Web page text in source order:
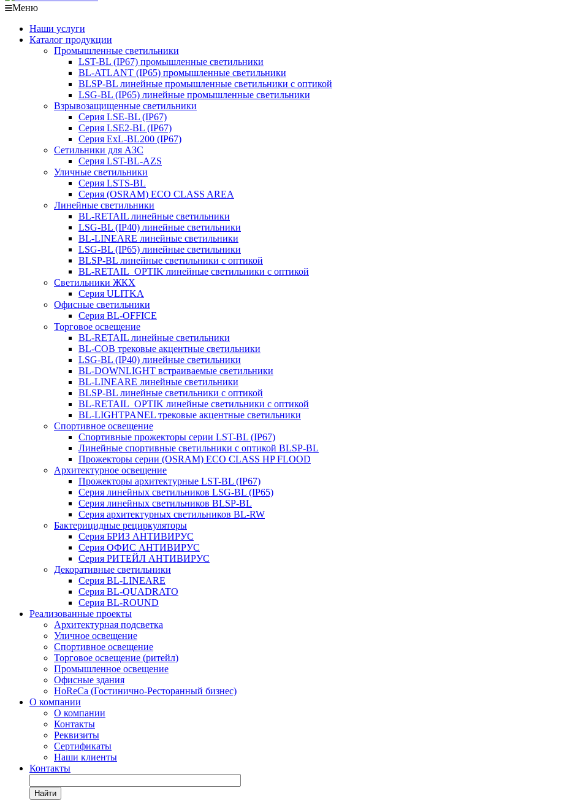
Меню
Наши услуги
Каталог продукции
Промышленные светильники
LST-BL (IP67) промышленные светильники
BL-ATLANT (IP65) промышленные светильники
BLSP-BL линейные промышленные светильники с оптикой
LSG-BL (IP65) линейные промышленные светильники
Взрывозащищенные светильники
Серия LSE-BL (IP67)
Серия LSE2-BL (IP67)
Серия ExL-BL200 (IP67)
Сетильники для АЗС
Серия LST-BL-AZS
Уличные светильники
Серия LSTS-BL
Серия (ОSRAM) ECO CLASS AREA
Линейные светильники
BL-RETAIL линейные светильники
LSG-BL (IP40) линейные светильники
BL-LINEARE линейные светильники
LSG-BL (IP65) линейные светильники
BLSP-BL линейные светильники с оптикой
BL-RETAIL_OPTIK линейные светильники с оптикой
Светильники ЖКХ
Серия ULITKA
Офисные светильники
Серия BL-OFFICE
Торговое освещение
BL-RETAIL линейные светильники
BL-COB трековые акцентные светильники
LSG-BL (IP40) линейные светильники
BL-DOWNLIGHT встраиваемые светильники
BL-LINEARE линейные светильники
BLSP-BL линейные светильники с оптикой
BL-RETAIL_OPTIK линейные светильники с оптикой
BL-LIGHTPANEL трековые акцентные светильники
Спортивное освещение
Спортивные прожекторы серии LST-BL (IP67)
Линейные спортивные светильники с оптикой BLSP-BL
Прожекторы серии (OSRAM) ECO CLASS HP FLOOD
Архитектурное освещение
Прожекторы архитектурные LST-BL (IP67)
Серия линейных светильников LSG-BL (IP65)
Серия линейных светильников BLSP-BL
Серия архитектурных светильников BL-RW
Бактерицидные рециркуляторы
Серия БРИЗ АНТИВИРУС
Серия ОФИС АНТИВИРУС
Серия РИТЕЙЛ АНТИВИРУС
Декоративные светильники
Серия BL-LINEARE
Серия BL-QUADRATO
Серия BL-ROUND
Реализованные проекты
Архитектурная подсветка
Уличное освещение
Спортивное освещение
Торговое освещение (ритейл)
Промышленное освещение
Офисные здания
HoReCa (Гостинично-Ресторанный бизнес)
О компании
О компании
Контакты
Реквизиты
Сертификаты
Наши клиенты
Контакты
Найти